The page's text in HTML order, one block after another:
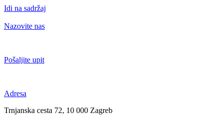
Idi na sadržaj
Nazovite nas
Pošaljite upit
Adresa
Trnjanska cesta 72, 10 000 Zagreb